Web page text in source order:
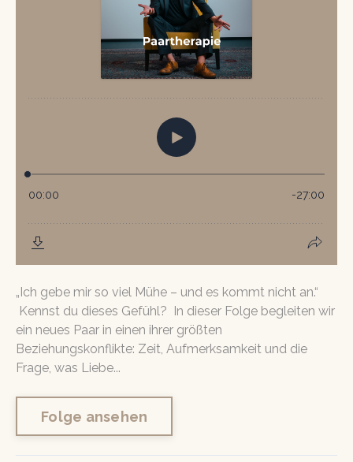
„Ich gebe mir so viel Mühe – und es kommt nicht an.“
Kennst du dieses Gefühl? In dieser Folge begleiten wir
ein neues Paar in einen ihrer größten
Beziehungskonflikte: Zeit, Aufmerksamkeit und die
Frage, was Liebe...
Folge ansehen